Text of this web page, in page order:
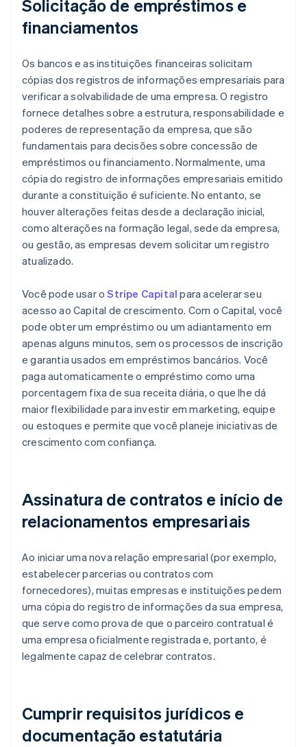
Solicitação de empréstimos e
financiamentos
Os bancos e as instituições financeiras solicitam
cópias dos registros de informações empresariais para
verificar a solvabilidade de uma empresa. O registro
fornece detalhes sobre a estrutura, responsabilidade e
poderes de representação da empresa, que são
fundamentais para decisões sobre concessão de
empréstimos ou financiamento. Normalmente, uma
cópia do registro de informações empresariais emitido
durante a constituição é suficiente. No entanto, se
houver alterações feitas desde a declaração inicial,
como alterações na formação legal, sede da empresa,
ou gestão, as empresas devem solicitar um registro
atualizado.
Você pode usar oStripe Capital para acelerar seu
acesso ao Capital de crescimento. Com o Capital, você
pode obter um empréstimo ou um adiantamento em
apenas alguns minutos, sem os processos de inscrição
e garantia usados em empréstimos bancários. Você
paga automaticamente o empréstimo como uma
porcentagem fixa de sua receita diária, o que lhe dá
maior flexibilidade para investir em marketing, equipe
ou estoques e permite que você planeje iniciativas de
crescimento com confiança.
Assinatura de contratos e início de
relacionamentos empresariais
Ao iniciar uma nova relação empresarial (por exemplo,
estabelecer parcerias ou contratos com
fornecedores), muitas empresas e instituições pedem
uma cópia do registro de informações da sua empresa,
que serve como prova de que o parceiro contratual é
uma empresa oficialmente registrada e, portanto, é
legalmente capaz de celebrar contratos.
Cumprir requisitos jurídicos e
documentação estatutária